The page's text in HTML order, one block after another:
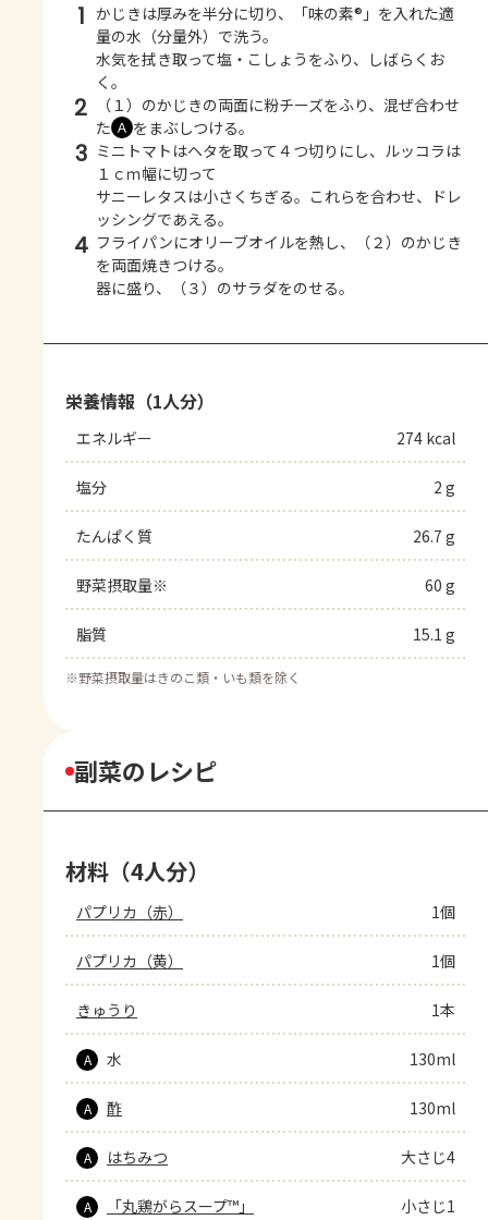
1 かじきは厚みを半分に切り、「味の素®」を入れた適
量の水（分量外）で洗う。
水気を拭き取って塩・こしょうをふり、しばらくお
く。
2
（１）のかじきの両面に粉チーズをふり、混ぜ合わせ
た Ａ をまぶしつける。
3 ミニトマトはヘタを取って４つ切りにし、ルッコラは
１ｃｍ幅に切って
サニーレタスは小さくちぎる。これらを合わせ、ドレ
ッシングであえる。
4 フライパンにオリーブオイルを熱し、（２）のかじき
を両面焼きつける。
器に盛り、（３）のサラダをのせる。
栄養情報（1人分）
エネルギー 274 kcal
塩分 2 g
たんぱく質 26.7 g
野菜摂取量※ 60 g
脂質 15.1 g
※野菜摂取量はきのこ類・いも類を除く
副菜のレシピ
材料（4人分）
パプリカ（赤） 1個
パプリカ（黄） 1個
きゅうり 1本
A 水 130ml
A 酢 130ml
A はちみつ 大さじ4
A 「丸鶏がらスープ™」 小さじ1